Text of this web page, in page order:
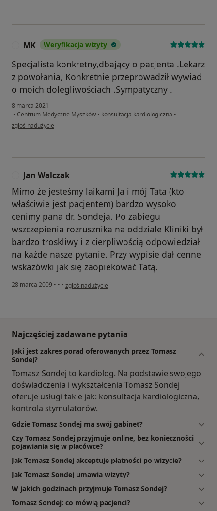
MK Weryfikacja wizyty
Specjalista konkretny,dbający o pacjenta .Lekarz
z powołania, Konkretnie przeprowadził wywiad
o moich dolegliwościach .Sympatyczny .
8 marca 2021
• Centrum Medyczne Myszków • konsultacja kardiologiczna •
w opinii użytkownika MK
zgłoś nadużycie
Jan Walczak
Mimo że jesteśmy laikami Ja i mój Tata (kto
właściwie jest pacjentem) bardzo wysoko
cenimy pana dr. Sondeja. Po zabiegu
wszczepienia rozrusznika na oddziale Kliniki był
bardzo troskliwy i z cierpliwością odpowiedział
na każde nasze pytanie. Przy wypisie dał cenne
wskazówki jak się zaopiekować Tatą.
28 marca 2009 • • • w opinii użytkownika Jan Walczak
zgłoś nadużycie
Najczęściej zadawane pytania
Jaki jest zakres porad oferowanych przez Tomasz
Sondej?
Tomasz Sondej to kardiolog. Na podstawie swojego
doświadczenia i wykształcenia Tomasz Sondej
oferuje usługi takie jak: konsultacja kardiologiczna,
kontrola stymulatorów.
Gdzie Tomasz Sondej ma swój gabinet?
Czy Tomasz Sondej przyjmuje online, bez konieczności
pojawiania się w placówce?
Jak Tomasz Sondej akceptuje płatności po wizycie?
Jak Tomasz Sondej umawia wizyty?
W jakich godzinach przyjmuje Tomasz Sondej?
Tomasz Sondej: co mówią pacjenci?